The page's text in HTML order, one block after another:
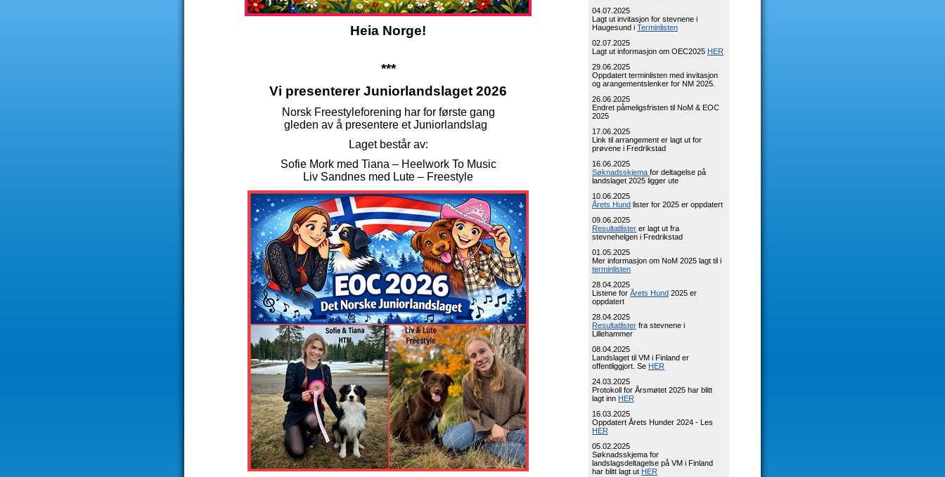
Heia Norge!
***
Vi presenterer Juniorlandslaget 2026
Norsk Freestyleforening har for første gang
gleden av å presentere et Juniorlandslag
Laget består av:
Sofie Mork med Tiana – Heelwork To Music
Liv Sandnes med Lute – Freestyle
04.07.2025
Lagt ut invitasjon for stevnene i
Haugesund i Terminlisten
02.07.2025
Lagt ut informasjon om OEC2025 HER
29.06.2025
Oppdatert terminlisten med invitasjon
og arangementslenker for NM 2025.
26.06.2025
Endret påmeligsfristen til NoM & EOC
2025
17.06.2025
Link til arrangement er lagt ut for
prøvene i Fredrikstad
16.06.2025
Søknadsskjema for deltagelse på
landslaget 2025 ligger ute
10.06.2025
Årets Hund lister for 2025 er oppdatert
09.06.2025
Resultatlister er lagt ut fra
stevnehelgen i Fredrikstad
01.05.2025
Mer informasjon om NoM 2025 lagt til i
terminlisten
28.04.2025
Listene for Årets Hund 2025 er
oppdatert
28.04.2025
Resultatlister fra stevnene i
Lillehammer
08.04.2025
Landslaget til VM i Finland er
offentliggjort. Se HER
24.03.2025
Protokoll for Årsmøtet 2025 har blitt
lagt inn HER
16.03.2025
Oppdatert Årets Hunder 2024 - Les
HER
05.02.2025
Søknadsskjema for
landslagsdeltagelse på VM i Finland
har blitt lagt ut HER